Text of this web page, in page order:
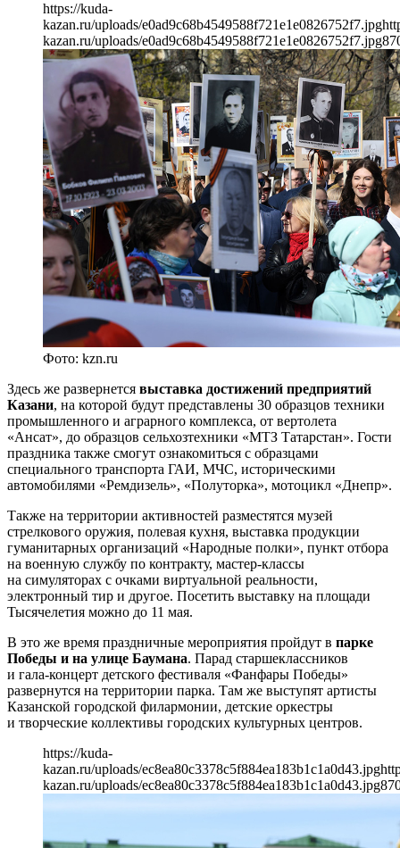
https://kuda-
kazan.ru/uploads/e0ad9c68b4549588f721e1e0826752f7.jpg
kazan.ru/uploads/e0ad9c68b4549588f721e1e0826752f7.jpg
Фото: kzn.ru
Здесь же развернется выставка достижений предприятий
Казани, на которой будут представлены 30 образцов техники
промышленного и аграрного комплекса, от вертолета
«Ансат», до образцов сельхозтехники «МТЗ Татарстан». Гости
праздника также смогут ознакомиться с образцами
специального транспорта ГАИ, МЧС, историческими
автомобилями «Ремдизель», «Полуторка», мотоцикл «Днепр».
Также на территории активностей разместятся музей
стрелкового оружия, полевая кухня, выставка продукции
гуманитарных организаций «Народные полки», пункт отбора
на военную службу по контракту, мастер-классы
на симуляторах с очками виртуальной реальности,
электронный тир и другое. Посетить выставку на площади
Тысячелетия можно до 11 мая.
В это же время праздничные мероприятия пройдут в парке
Победы и на улице Баумана. Парад старшеклассников
и гала-концерт детского фестиваля «Фанфары Победы»
развернутся на территории парка. Там же выступят артисты
Казанской городской филармонии, детские оркестры
и творческие коллективы городских культурных центров.
https://kuda-
kazan.ru/uploads/ec8ea80c3378c5f884ea183b1c1a0d43.jpg
kazan.ru/uploads/ec8ea80c3378c5f884ea183b1c1a0d43.jpg